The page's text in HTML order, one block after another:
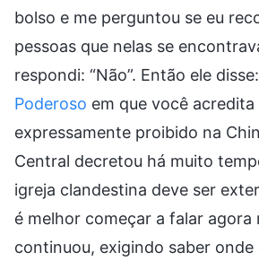
bolso e me perguntou se eu
pessoas que nelas se
respondi: “Não”. Então ele
Poderoso em que você acredita
expressamente proibido na
Central decretou há muito
igreja clandestina deve ser
é melhor começar a falar agora
continuou, exigindo saber